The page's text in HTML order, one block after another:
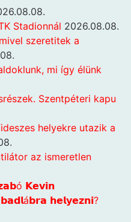
Stadionnál 2026.08.08.
szeretitek a
mi így élünk
Szentpéteri kapu
helyekre utazik a
az ismeretlen
𝗞𝗲𝘃𝗶𝗻
𝗵𝗲𝗹𝘆𝗲𝘇𝗻𝗶?